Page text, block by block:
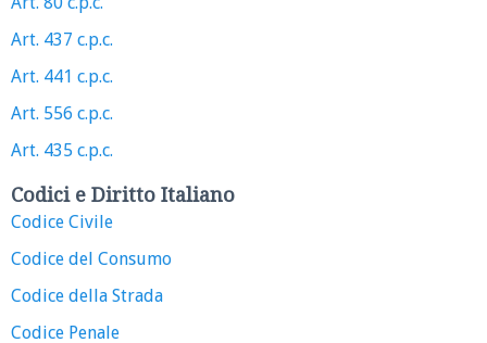
Art. 437 c.p.c.
Art. 441 c.p.c.
Art. 556 c.p.c.
Art. 435 c.p.c.
Codici e Diritto Italiano
Codice Civile
Codice del Consumo
Codice della Strada
Codice Penale